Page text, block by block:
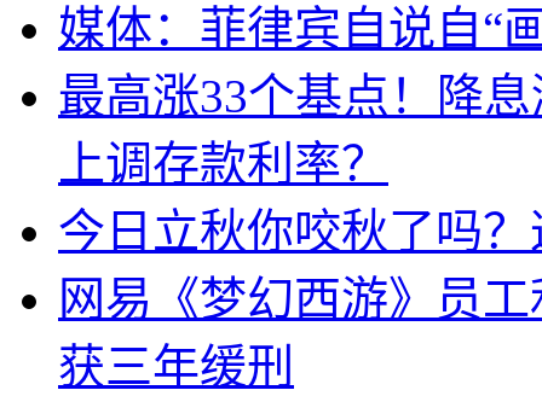
媒体：菲律宾自说自“
最高涨33个基点！降
上调存款利率？
今日立秋你咬秋了吗
网易《梦幻西游》员
获三年缓刑